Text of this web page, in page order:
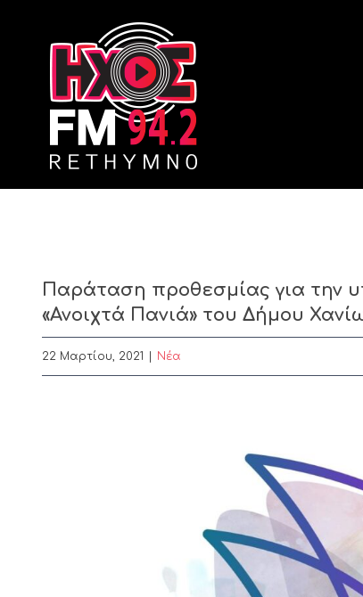
Παράταση προθεσμίας για την
«Ανοιχτά Πανιά» του Δήμου
22 Μαρτίου, 2021 Nέα